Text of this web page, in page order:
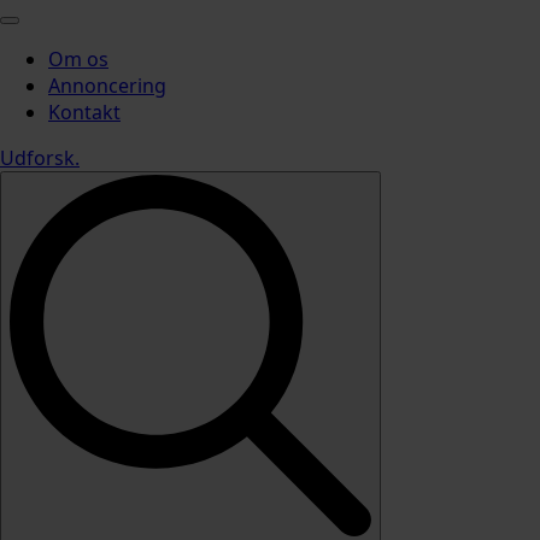
Om os
Annoncering
Kontakt
Udforsk.